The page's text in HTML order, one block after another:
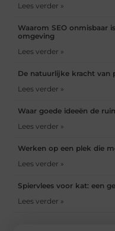
Lees verder »
Waarom SEO onmisbaar
omgeving
Lees verder »
De natuurlijke kracht van
Lees verder »
Waar goede ideeën de
Lees verder »
Werken op een plek die
Lees verder »
Spiervlees voor kat: een
Lees verder »